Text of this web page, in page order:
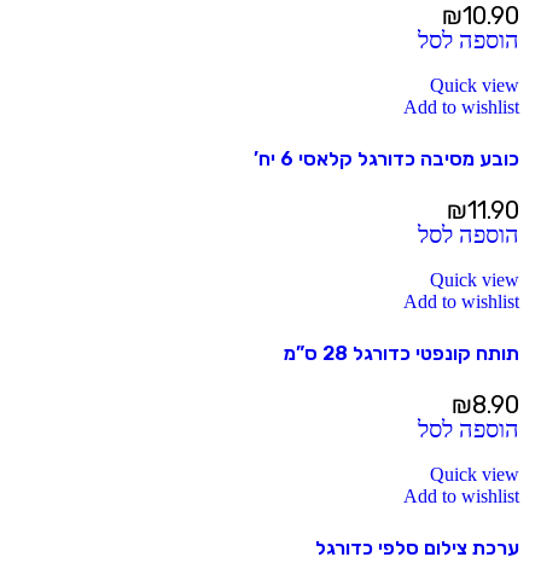
₪10.90
הוספה לסל
Quick view
Add to wishlist
כובע מסיבה כדורגל קלאסי 6 יח’
₪11.90
הוספה לסל
Quick view
Add to wishlist
תותח קונפטי כדורגל 28 ס”מ
₪8.90
הוספה לסל
Quick view
Add to wishlist
ערכת צילום סלפי כדורגל